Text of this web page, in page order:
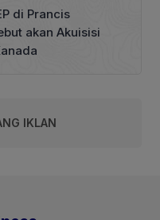
di Prancis
akan Akuisisi
IKLAN